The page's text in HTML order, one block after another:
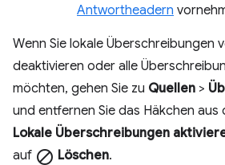
Antwortheadern
Wenn Sie lokale Überschreibungen
deaktivieren oder alle
möchten, gehen Sie zu Quellen >
und entfernen Sie das Häkchen aus
Lokale Überschreibungen
auf block Löschen.